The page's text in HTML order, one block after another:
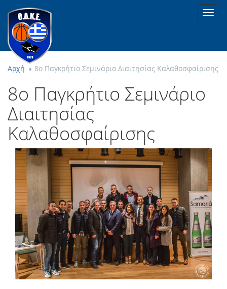
Αρχή 8ο Παγκρήτιο Σεμινάριο Διαιτησίας Καλαθοσφαίρισης
8ο Παγκρήτιο Σεμινάριο
Διαιτησίας
Καλαθοσφαίρισης